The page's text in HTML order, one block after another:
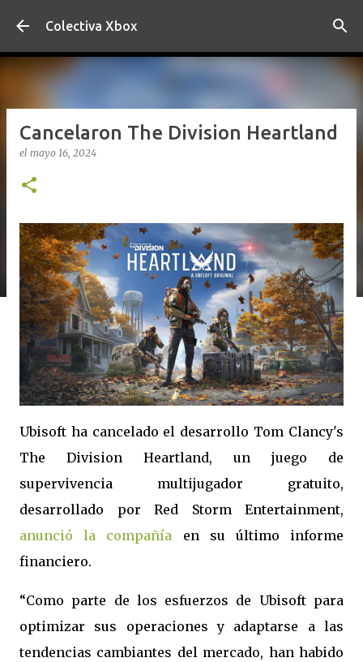
Ir al contenido principal
Colectiva Xbox
Cancelaron The Division Heartland
el mayo 16, 2024
Ubisoft ha cancelado el desarrollo Tom Clancy's
The Division Heartland, un juego de
supervivencia multijugador gratuito,
desarrollado por Red Storm Entertainment,
anunció la compañía en su último informe
financiero.
“Como parte de los esfuerzos de Ubisoft para
optimizar sus operaciones y adaptarse a las
tendencias cambiantes del mercado, han habido